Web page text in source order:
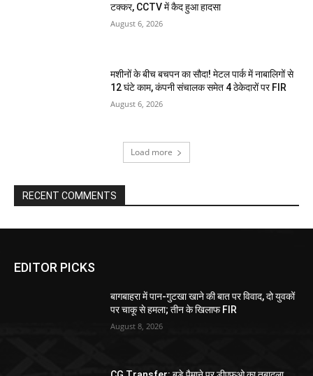
टक्कर, CCTV में कैद हुआ हादसा
August 6, 2026
मशीनों के बीच बचपन का सौदा! मेटल पार्क में नाबालिगों से
12 घंटे काम, कंपनी संचालक समेत 4 ठेकेदारों पर FIR
August 6, 2026
Load more
RECENT COMMENTS
EDITOR PICKS
बागबाहरा में पान-गुटखा खाने की बात पर विवाद, दो युवकों
पर चाकू से हमला; तीन के खिलाफ FIR
August 8, 2026